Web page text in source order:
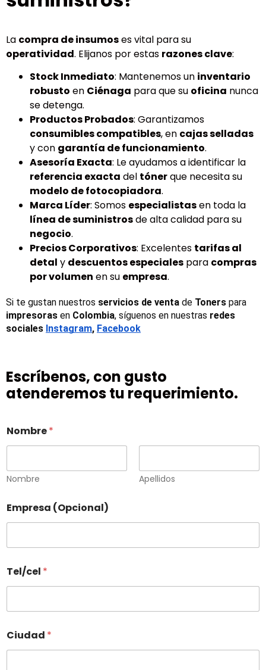
La compra de insumoses vital para su
operatividad. Elijanos por estas razones clave:
Stock Inmediato: Mantenemos un inventario
robusto en Ciénaga para que su oficina nunca
se detenga.
Productos Probados: Garantizamos
consumibles compatibles, en cajas selladas
y con garantía de funcionamiento.
Asesoría Exacta: Le ayudamos a identificar la
referencia exacta del tónerque necesita su
modelo de fotocopiadora.
Marca Líder: Somos especialistasen toda la
línea de suministrosde alta calidad para su
negocio.
Precios Corporativos: Excelentes tarifas al
detal y descuentos especiales para compras
por volumen en su empresa.
Si te gustan nuestros servicios de venta de Toners
impresoras en Colombia, síguenos en nuestras redes
sociales Instagram, Facebook
Escríbenos, con gusto
atenderemos tu requerimiento.
Nombre*
Nombre Apellidos
Empresa (Opcional)
Tel/cel *
Ciudad *